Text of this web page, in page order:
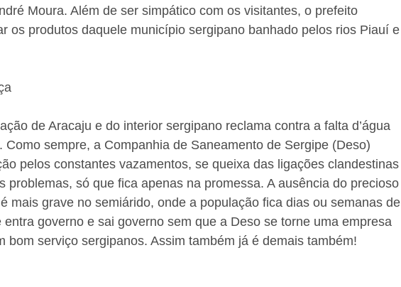
Moura. Além de ser simpático com os visitantes, o prefeito
os produtos daquele município sergipano banhado pelos rios Piauí e
de Aracaju e do interior sergipano reclama contra a falta d’água
Como sempre, a Companhia de Saneamento de Sergipe (Deso)
pelos constantes vazamentos, se queixa das ligações clandestinas
problemas, só que fica apenas na promessa. A ausência do precioso
mais grave no semiárido, onde a população fica dias ou semanas de
entra governo e sai governo sem que a Deso se torne uma empresa
bom serviço sergipanos. Assim também já é demais também!